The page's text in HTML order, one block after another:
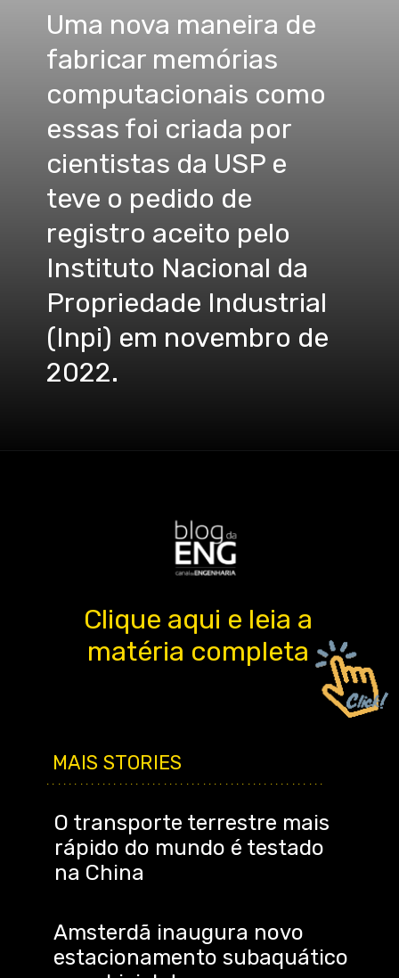
Uma nova maneira de
fabricar memórias
computacionais como
essas foi criada por
cientistas da USP e
teve o pedido de
registro aceito pelo
Instituto Nacional da
Propriedade Industrial
(Inpi) em novembro de
2022.
Clique aqui e leia a
matéria completa
MAIS STORIES
..................................................
Amsterdã inaugura novo
estacionamento subaquático
O transporte terrestre mais
rápido do mundo é testado
na China